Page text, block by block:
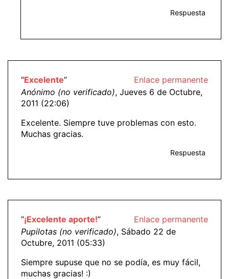
Respuesta
Enlace permanente
“Excelente”
Anónimo (no verificado), Jueves 6 de Octubre,
2011 (22:06)
Excelente. Siempre tuve problemas con esto.
Muchas gracias.
Respuesta
Enlace permanente
“¡Excelente aporte!”
Pupilotas (no verificado), Sábado 22 de
Octubre, 2011 (05:33)
Siempre supuse que no se podía, es muy fácil,
muchas gracias! :)